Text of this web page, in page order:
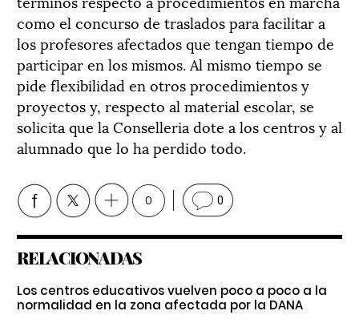
como el concurso de traslados para facilitar a
los profesores afectados que tengan tiempo de
participar en los mismos. Al mismo tiempo se
pide flexibilidad en otros procedimientos y
proyectos y, respecto al material escolar, se
solicita que la Conselleria dote a los centros y al
alumnado que lo ha perdido todo.
0 0
RELACIONADAS
Los centros educativos vuelven poco a poco a la
normalidad en la zona afectada por la DANA